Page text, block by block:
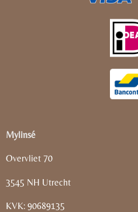
Mylinsé
Overvliet 70
3545 NH Utrecht
KVK: 90689135